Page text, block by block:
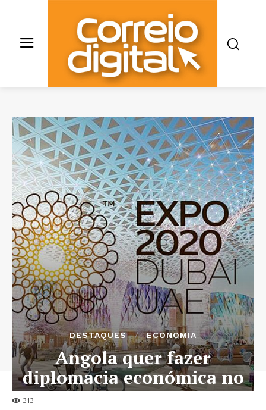
313
DESTAQUES ECONOMIA
Angola quer fazer
diplomacia económica no
evento